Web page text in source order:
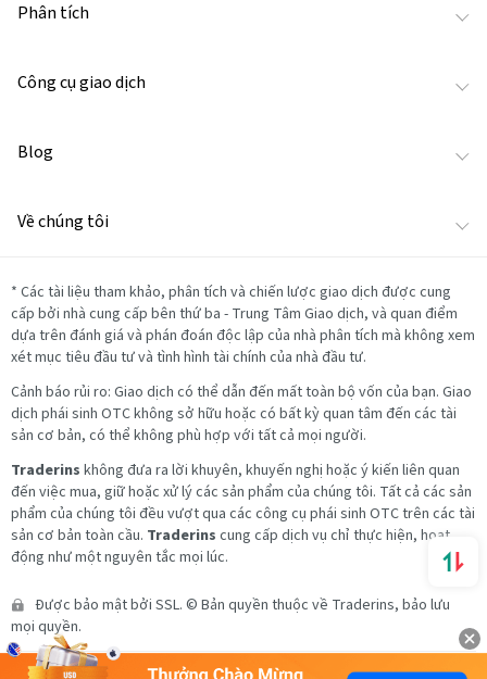
Phân tích
Công cụ giao dịch
Blog
Về chúng tôi
* Các tài liệu tham khảo, phân tích và chiến lược giao dịch được cung
cấp bởi nhà cung cấp bên thứ ba - Trung Tâm Giao dịch, và quan điểm
dựa trên đánh giá và phán đoán độc lập của nhà phân tích mà không xem
xét mục tiêu đầu tư và tình hình tài chính của nhà đầu tư.
Cảnh báo rủi ro: Giao dịch có thể dẫn đến mất toàn bộ vốn của bạn. Giao
dịch phái sinh OTC không sở hữu hoặc có bất kỳ quan tâm đến các tài
sản cơ bản, có thể không phù hợp với tất cả mọi người.
Traderins không đưa ra lời khuyên, khuyến nghị hoặc ý kiến liên quan
đến việc mua, giữ hoặc xử lý các sản phẩm của chúng tôi. Tất cả các sản
phẩm của chúng tôi đều vượt qua các công cụ phái sinh OTC trên các tài
sản cơ bản toàn cầu. Traderins cung cấp dịch vụ chỉ thực hiện, hoạt
động như một nguyên tắc mọi lúc.
Được bảo mật bởi SSL. © Bản quyền thuộc về Traderins, bảo lưu
mọi quyền.